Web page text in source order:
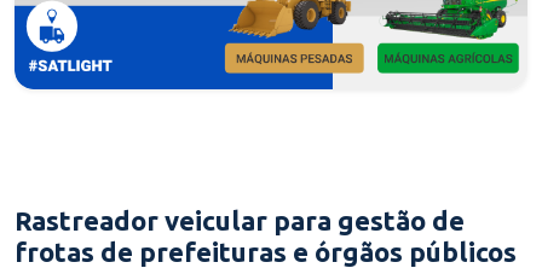
Rastreador veicular para gestão de
frotas de prefeituras e órgãos públicos